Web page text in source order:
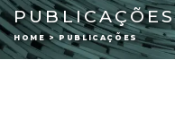
PUBLICAÇÕES
HOME > PUBLICAÇÕES